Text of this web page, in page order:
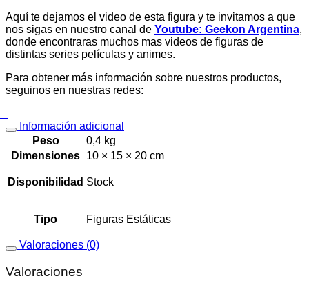
Aquí te dejamos el video de esta figura y te invitamos a que
nos sigas en nuestro canal de Youtube: Geekon Argentina,
donde encontraras muchos mas videos de figuras de
distintas series películas y animes.
Para obtener más información sobre nuestros productos,
seguinos en nuestras redes:
Información adicional
Peso
0,4 kg
Dimensiones 10 × 15 × 20 cm
Disponibilidad Stock
Tipo Figuras Estáticas
Valoraciones (0)
Valoraciones